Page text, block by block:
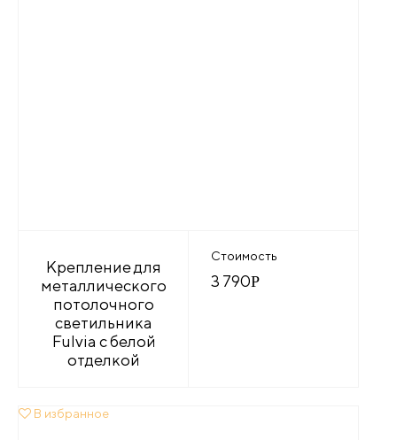
Крепление для
металлического
потолочного
светильника
Fulvia с белой
отделкой
Стоимость
3 790Р
В избранное